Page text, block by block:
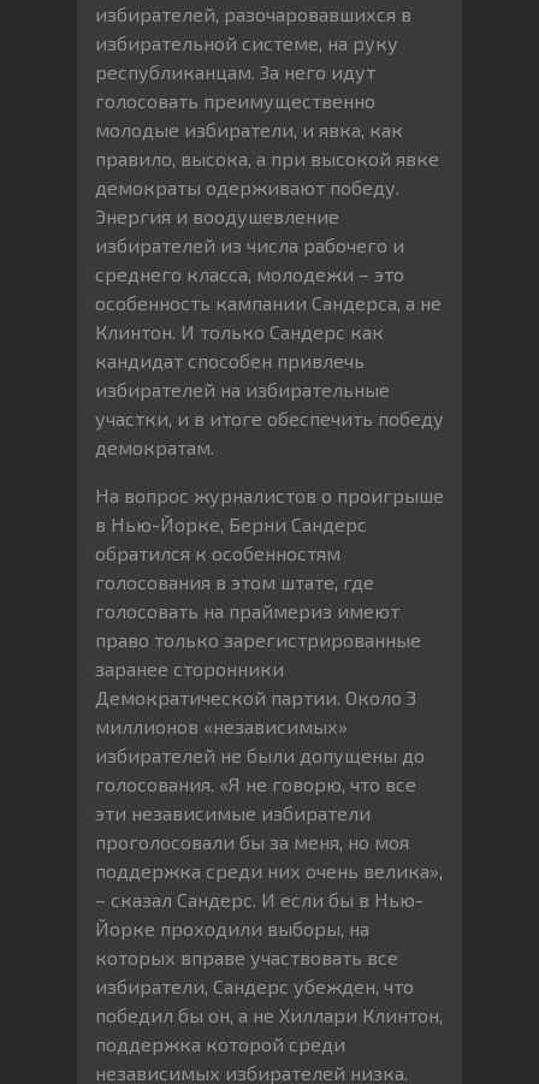
избирателей, разочаровавшихся в
избирательной системе, на руку
республиканцам. За него идут
голосовать преимущественно
молодые избиратели, и явка, как
правило, высока, а при высокой явке
демократы одерживают победу.
Энергия и воодушевление
избирателей из числа рабочего и
среднего класса, молодежи – это
особенность кампании Сандерса, а не
Клинтон. И только Сандерс как
кандидат способен привлечь
избирателей на избирательные
участки, и в итоге обеспечить победу
демократам.
На вопрос журналистов о проигрыше
в Нью-Йорке, Берни Сандерс
обратился к особенностям
голосования в этом штате, где
голосовать на праймериз имеют
право только зарегистрированные
заранее сторонники
Демократической партии. Около 3
миллионов «независимых»
избирателей не были допущены до
голосования. «Я не говорю, что все
эти независимые избиратели
проголосовали бы за меня, но моя
поддержка среди них очень велика»,
– сказал Сандерс. И если бы в Нью-
Йорке проходили выборы, на
которых вправе участвовать все
избиратели, Сандерс убежден, что
победил бы он, а не Хиллари Клинтон,
поддержка которой среди
независимых избирателей низка.